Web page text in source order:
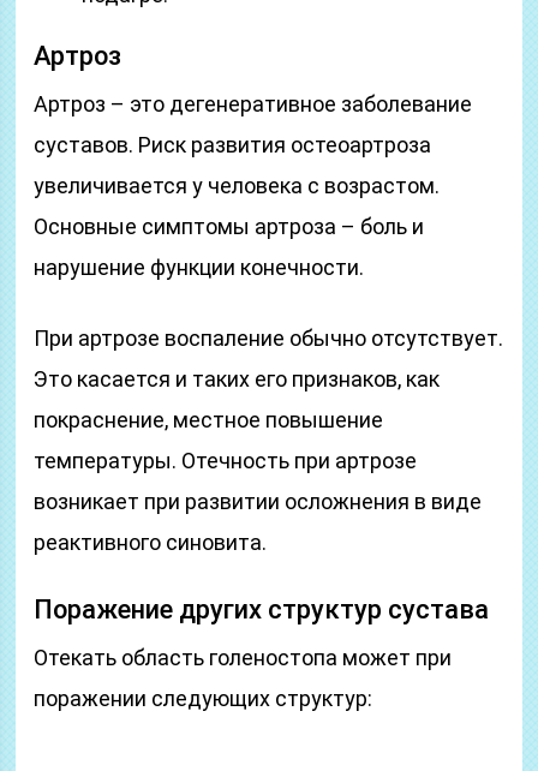
Артроз
Артроз – это дегенеративное заболевание
суставов. Риск развития остеоартроза
увеличивается у человека с возрастом.
Основные симптомы артроза – боль и
нарушение функции конечности.
При артрозе воспаление обычно отсутствует.
Это касается и таких его признаков, как
покраснение, местное повышение
температуры. Отечность при артрозе
возникает при развитии осложнения в виде
реактивного синовита.
Поражение других структур сустава
Отекать область голеностопа может при
поражении следующих структур: